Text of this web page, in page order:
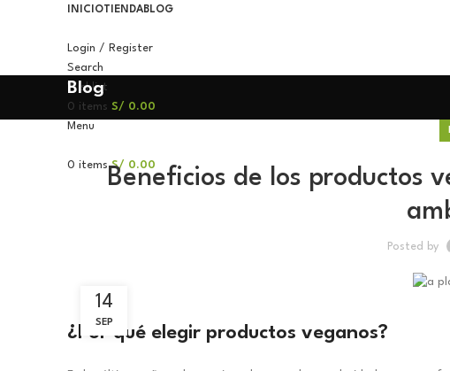
INICIOTIENDABLOG
Login / Register
Search
Wishlist
0 items S/ 0.00
Menu
0 items S/ 0.00
Blog
Beneficios de los productos
Posted by
14
SEP
¿Por qué elegir productos veganos?